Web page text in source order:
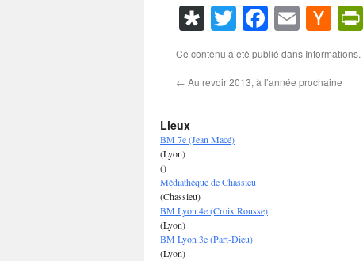
Diaspora
TwitterFacebook
Email
Ce contenu a été publié dans Informations
← Au revoir 2013, à l’année prochaine
Lieux
BM 7e (Jean Macé)
(Lyon)
()
Médiathèque de Chassieu
(Chassieu)
BM Lyon 4e (Croix Rousse)
(Lyon)
BM Lyon 3e (Part-Dieu)
(Lyon)